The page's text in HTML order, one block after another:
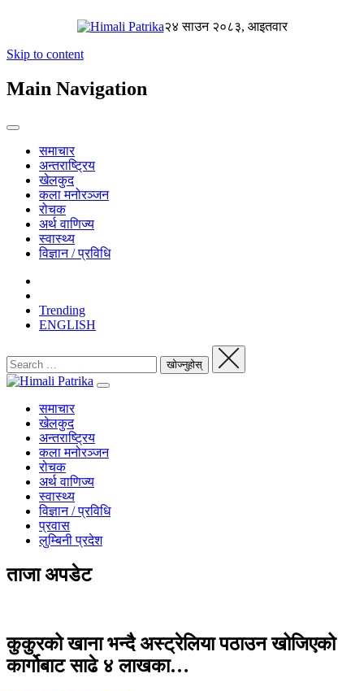
२४ साउन २०८३, आइतवार
Skip to content
Main Navigation
समाचार
अन्तराष्ट्रिय
खेलकुद
कला मनोरञ्जन
रोचक
अर्थ वाणिज्य
स्वास्थ्य
विज्ञान / प्रविधि
Trending
ENGLISH
समाचार
खेलकुद
अन्तराष्ट्रिय
कला मनोरञ्जन
रोचक
अर्थ वाणिज्य
स्वास्थ्य
विज्ञान / प्रविधि
प्रवास
लुम्बिनी प्रदेश
ताजा अपडेट
कुकुरको खाना भन्दै अस्ट्रेलिया पठाउन खोजिएको
कार्गोबाट साढे ४ लाखका…